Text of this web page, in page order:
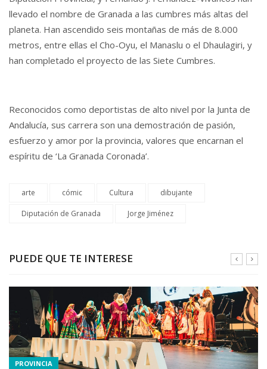
llevado el nombre de Granada a las cumbres más altas del
planeta. Han ascendido seis montañas de más de 8.000
metros, entre ellas el Cho-Oyu, el Manaslu o el Dhaulagiri, y
han completado el proyecto de las Siete Cumbres.
Reconocidos como deportistas de alto nivel por la Junta de
Andalucía, sus carrera son una demostración de pasión,
esfuerzo y amor por la provincia, valores que encarnan el
espíritu de ‘La Granada Coronada’.
arte cómic Cultura dibujante
Diputación de Granada Jorge Jiménez
PUEDE QUE TE INTERESE
PROVINCIA